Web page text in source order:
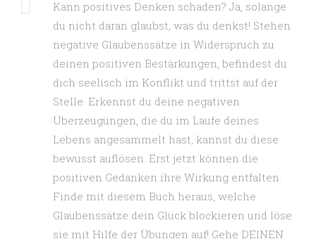
Kann positives Denken schaden? Ja, solange
du nicht daran glaubst, was du denkst! Stehen
negative Glaubenssätze in Widerspruch zu
deinen positiven Bestärkungen, befindest du
dich seelisch im Konflikt und trittst auf der
Stelle. Erkennst du deine negativen
Überzeugungen, die du im Laufe deines
Lebens angesammelt hast, kannst du diese
bewusst auflösen. Erst jetzt können die
positiven Gedanken ihre Wirkung entfalten.
Finde mit diesem Buch heraus, welche
Glaubenssätze dein Glück blockieren und löse
sie mit Hilfe der Übungen auf! Gehe DEINEN